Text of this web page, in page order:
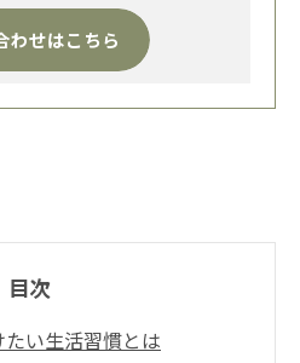
わせはこちら
目次
い生活習慣とは